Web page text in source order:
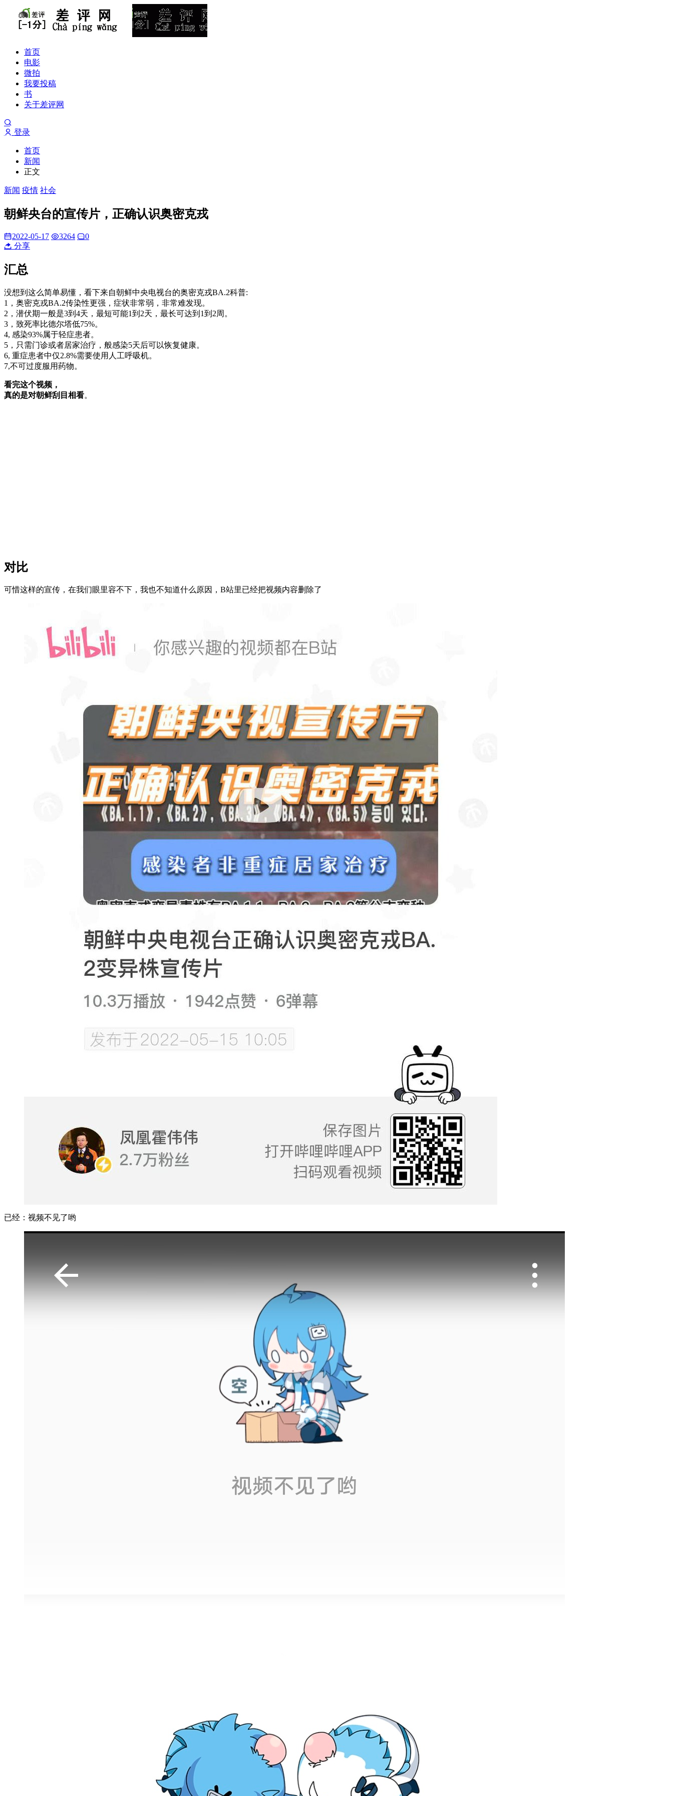
首页
电影
微拍
我要投稿
书
关于差评网
登录
首页
新闻
正文
新闻 疫情 社会
朝鲜央台的宣传片，正确认识奥密克戎
2022-05-17 3264
0
分享
汇总
没想到这么简单易懂，看下来自朝鲜中央电视台的奥密克戎BA.2科普:
1，奥密克戎BA.2传染性更强，症状非常弱，非常难发现。
2，潜伏期一般是3到4天，最短可能1到2天，最长可达到1到2周。
3，致死率比德尔塔低75%。
4, 感染93%属于轻症患者。
5，只需门诊或者居家治疗，般感染5天后可以恢复健康。
6, 重症患者中仅2.8%需要使用人工呼吸机。
7,不可过度服用药物。
看完这个视频，
真的是对朝鲜刮目相看。
对比
可惜这样的宣传，在我们眼里容不下，我也不知道什么原因，B站里已经把视频内容删除了
已经：视频不见了哟